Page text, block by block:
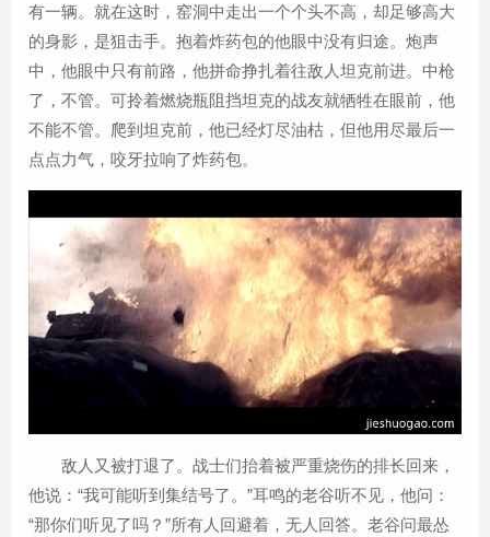
有一辆。就在这时，窑洞中走出一个个头不高，却足够高大
的身影，是狙击手。抱着炸药包的他眼中没有归途。炮声
中，他眼中只有前路，他拼命挣扎着往敌人坦克前进。中枪
了，不管。可拎着燃烧瓶阻挡坦克的战友就牺牲在眼前，他
不能不管。爬到坦克前，他已经灯尽油枯，但他用尽最后一
点点力气，咬牙拉响了炸药包。
敌人又被打退了。战士们抬着被严重烧伤的排长回来，
他说：“我可能听到集结号了。”耳鸣的老谷听不见，他问：
“那你们听见了吗？”所有人回避着，无人回答。老谷问最怂